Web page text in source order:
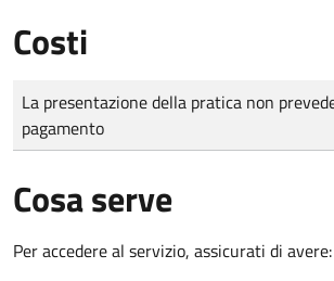
Costi
Tipo di pagamento
Importo
La presentazione della pratica non
pagamento
Cosa serve
Per accedere al servizio, assicurati di avere: